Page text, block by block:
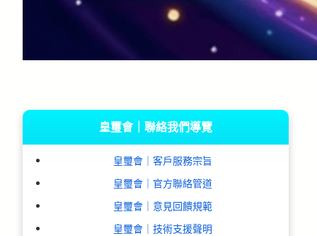
皇璽會｜聯絡我們導覽
皇璽會｜客戶服務宗旨
皇璽會｜官方聯絡管道
皇璽會｜意見回饋規範
皇璽會｜技術支援聲明